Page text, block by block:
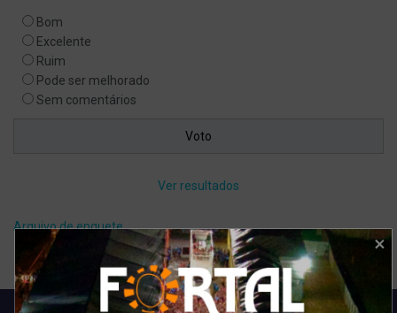
Bom
Excelente
Ruim
Pode ser melhorado
Sem comentários
Ver resultados
Arquivo de enquete